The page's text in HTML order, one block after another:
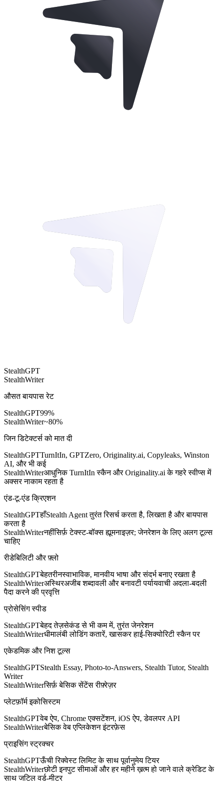
StealthGPT
StealthWriter
औसत बायपास रेट
StealthGPT99%
StealthWriter~80%
जिन डिटेक्टर्स को मात दी
StealthGPTTurnItIn, GPTZero, Originality.ai, Copyleaks, Winston
AI, और भी कई
StealthWriterआधुनिक TurnItIn स्कैन और Originality.ai के गहरे स्वीप्स में
अक्सर नाकाम रहता है
एंड-टू-एंड क्रिएशन
StealthGPTहाँStealth Agent तुरंत रिसर्च करता है, लिखता है और बायपास
करता है
StealthWriterनहींसिर्फ़ टेक्स्ट-बॉक्स ह्यूमनाइज़र; जेनरेशन के लिए अलग टूल्स
चाहिए
रीडेबिलिटी और फ़्लो
StealthGPTबेहतरीनस्वाभाविक, मानवीय भाषा और संदर्भ बनाए रखता है
StealthWriterअस्थिरअजीब शब्दावली और बनावटी पर्यायवाची अदला-बदली
पैदा करने की प्रवृत्ति
प्रोसेसिंग स्पीड
StealthGPTबेहद तेज़सेकंड से भी कम में, तुरंत जेनरेशन
StealthWriterधीमालंबी लोडिंग कतारें, खासकर हाई-सिक्योरिटी स्कैन पर
एकेडमिक और निश टूल्स
StealthGPTStealth Essay, Photo-to-Answers, Stealth Tutor, Stealth
Writer
StealthWriterसिर्फ़ बेसिक सेंटेंस रीफ़्रेज़र
प्लेटफ़ॉर्म इकोसिस्टम
StealthGPTवेब ऐप, Chrome एक्सटेंशन, iOS ऐप, डेवलपर API
StealthWriterबेसिक वेब एप्लिकेशन इंटरफ़ेस
प्राइसिंग स्ट्रक्चर
StealthGPTऊँची रिक्वेस्ट लिमिट के साथ पूर्वानुमेय टियर
StealthWriterछोटी इनपुट सीमाओं और हर महीने ख़त्म हो जाने वाले क्रेडिट के
साथ जटिल वर्ड-मीटर